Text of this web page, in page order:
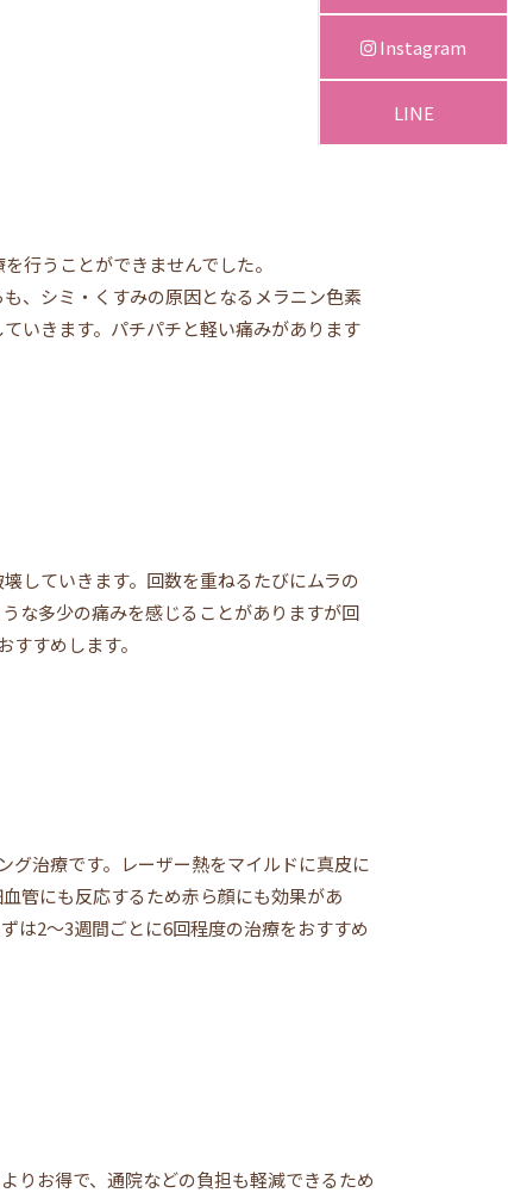
Instagram
LINE
行うことができませんでした。
、シミ・くすみの原因となるメラニン色素
いきます。パチパチと軽い痛みがあります
していきます。回数を重ねるたびにムラの
な多少の痛みを感じることがありますが回
すめします。
グ治療です。レーザー熱をマイルドに真皮に
管にも反応するため赤ら顔にも効果があ
は2〜3週間ごとに6回程度の治療をおすすめ
りお得で、通院などの負担も軽減できるため